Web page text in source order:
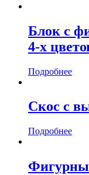
Блок с
4-х
Подробнее
Скос с
Подробнее